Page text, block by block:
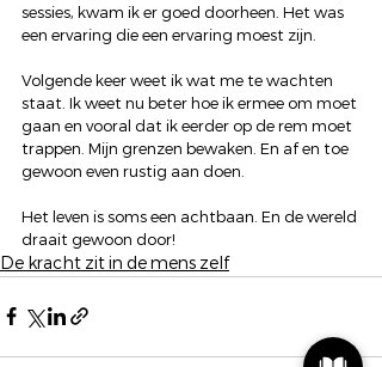
sessies, kwam ik er goed doorheen. Het was
een ervaring die een ervaring moest zijn.
Volgende keer weet ik wat me te wachten
staat. Ik weet nu beter hoe ik ermee om moet
gaan en vooral dat ik eerder op de rem moet
trappen. Mijn grenzen bewaken. En af en toe
gewoon even rustig aan doen.
Het leven is soms een achtbaan. En de wereld
draait gewoon door!
De kracht zit in de mens zelf